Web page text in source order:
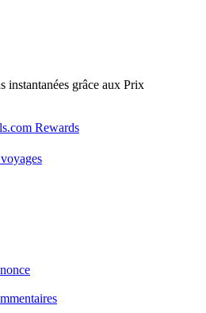
instantanées grâce aux Prix
Rewards